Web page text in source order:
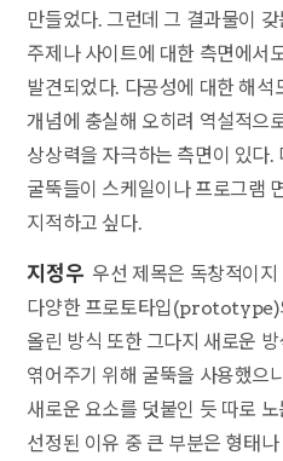
만들었다. 그런데 그 결과물이
주제나 사이트에 대한 측면에서
발견되었다. 다공성에 대한 해석
개념에 충실해 오히려 역설적으
상상력을 자극하는 측면이 있다.
굴뚝들이 스케일이나 프로그램
지적하고 싶다.
지정우 우선 제목은 독창적이
다양한 프로토타입(prototype)
올린 방식 또한 그다지 새로운
엮어주기 위해 굴뚝을 사용했으
새로운 요소를 덧붙인 듯 따로 노
선정된 이유 중 큰 부분은 형태